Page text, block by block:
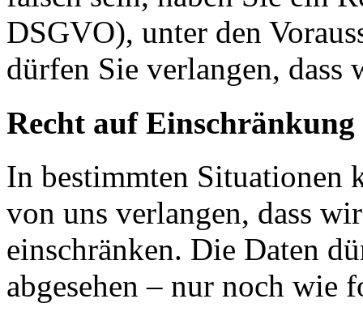
DSGVO), unter den
dürfen Sie verlangen, dass
Recht auf
In bestimmten Situationen
von uns verlangen, dass
einschränken. Die Daten
abgesehen – nur noch wie